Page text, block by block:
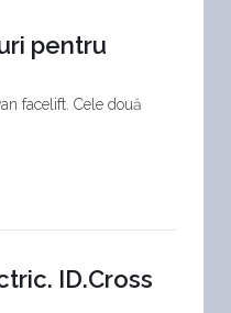
pentru
facelift. Cele două
ID.Cross